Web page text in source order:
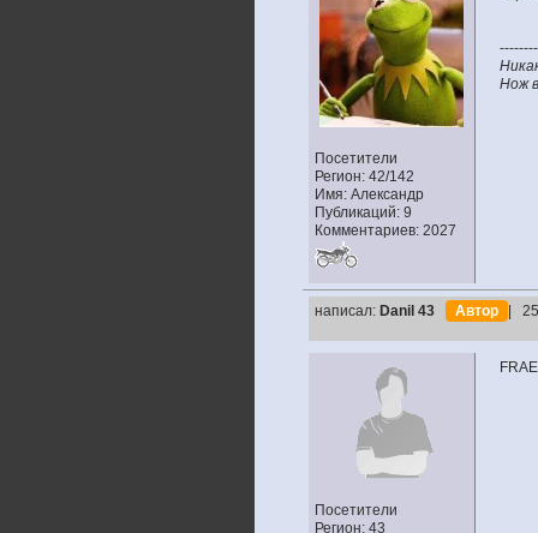
Посетители
Регион: 42/142
Имя: Александр
Публикаций: 9
Комментариев: 2027
Нож
написал: Danil 43 Автор |
Посетители
Регион: 43